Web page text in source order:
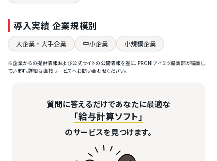
導入実績 企業規模別
大企業・大手企業 中小企業 小規模企業
※企業からの提供情報および公式サイトの公開情報を基に、PRONIアイミツ編集部が編集し
ています。詳細は直接サービスへお問い合わせください。
質問に答えるだけであなたに最適な
「給与計算ソフト」
のサービスを見つけます。